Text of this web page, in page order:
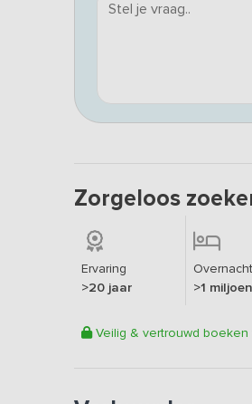
Zorgeloos
Ervaring
>20 jaar
>1 miljoen
Veilig & vertrouwd